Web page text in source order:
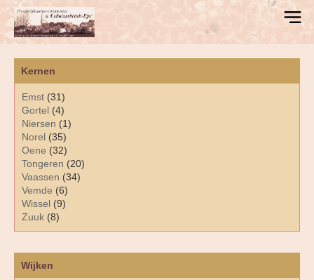
Kernen
Emst (31)
Gortel (4)
Niersen (1)
Norel (35)
Oene (32)
Tongeren (20)
Vaassen (34)
Vemde (6)
Wissel (9)
Zuuk (8)
Wijken